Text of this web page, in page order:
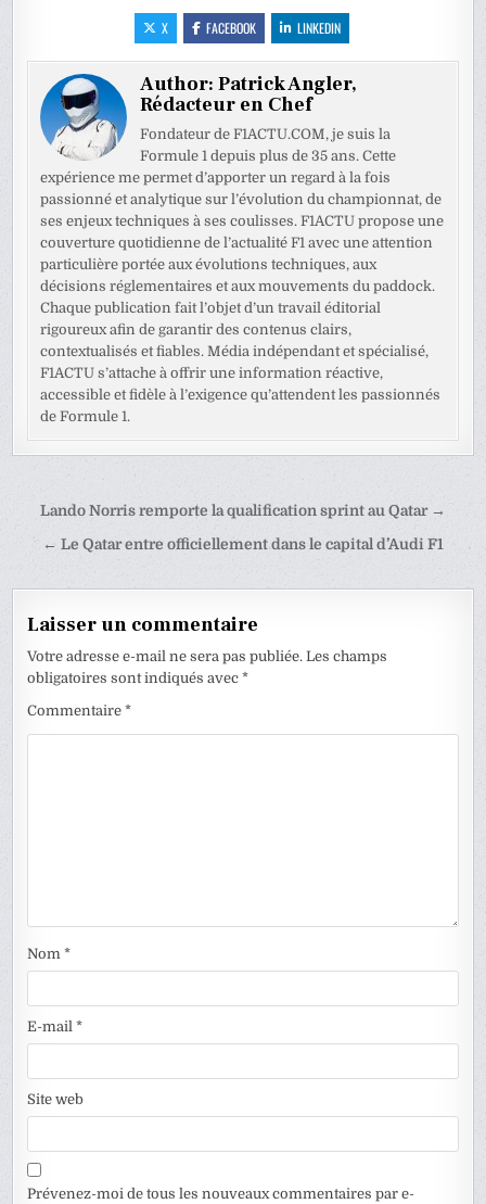
X FACEBOOK LINKEDIN
Author:Patrick Angler,
Rédacteur en Chef
Fondateur de F1ACTU.COM, je suis la
Formule 1 depuis plus de 35 ans. Cette
expérience me permet d’apporter un regard à la fois
passionné et analytique sur l’évolution du championnat, de
ses enjeux techniques à ses coulisses. F1ACTU propose une
couverture quotidienne de l’actualité F1 avec une attention
particulière portée aux évolutions techniques, aux
décisions réglementaires et aux mouvements du paddock.
Chaque publication fait l’objet d’un travail éditorial
rigoureux afin de garantir des contenus clairs,
contextualisés et fiables. Média indépendant et spécialisé,
F1ACTU s’attache à offrir une information réactive,
accessible et fidèle à l’exigence qu’attendent les passionnés
de Formule 1.
Navigation
Lando Norris remporte la qualification sprint au Qatar →
← Le Qatar entre officiellement dans le capital d’Audi F1
Laisser un commentaire
Votre adresse e-mail ne sera pas publiée. Les champs
obligatoires sont indiqués avec*
Commentaire*
Nom*
E-mail*
Site web
Prévenez-moi de tous les nouveaux commentaires par e-